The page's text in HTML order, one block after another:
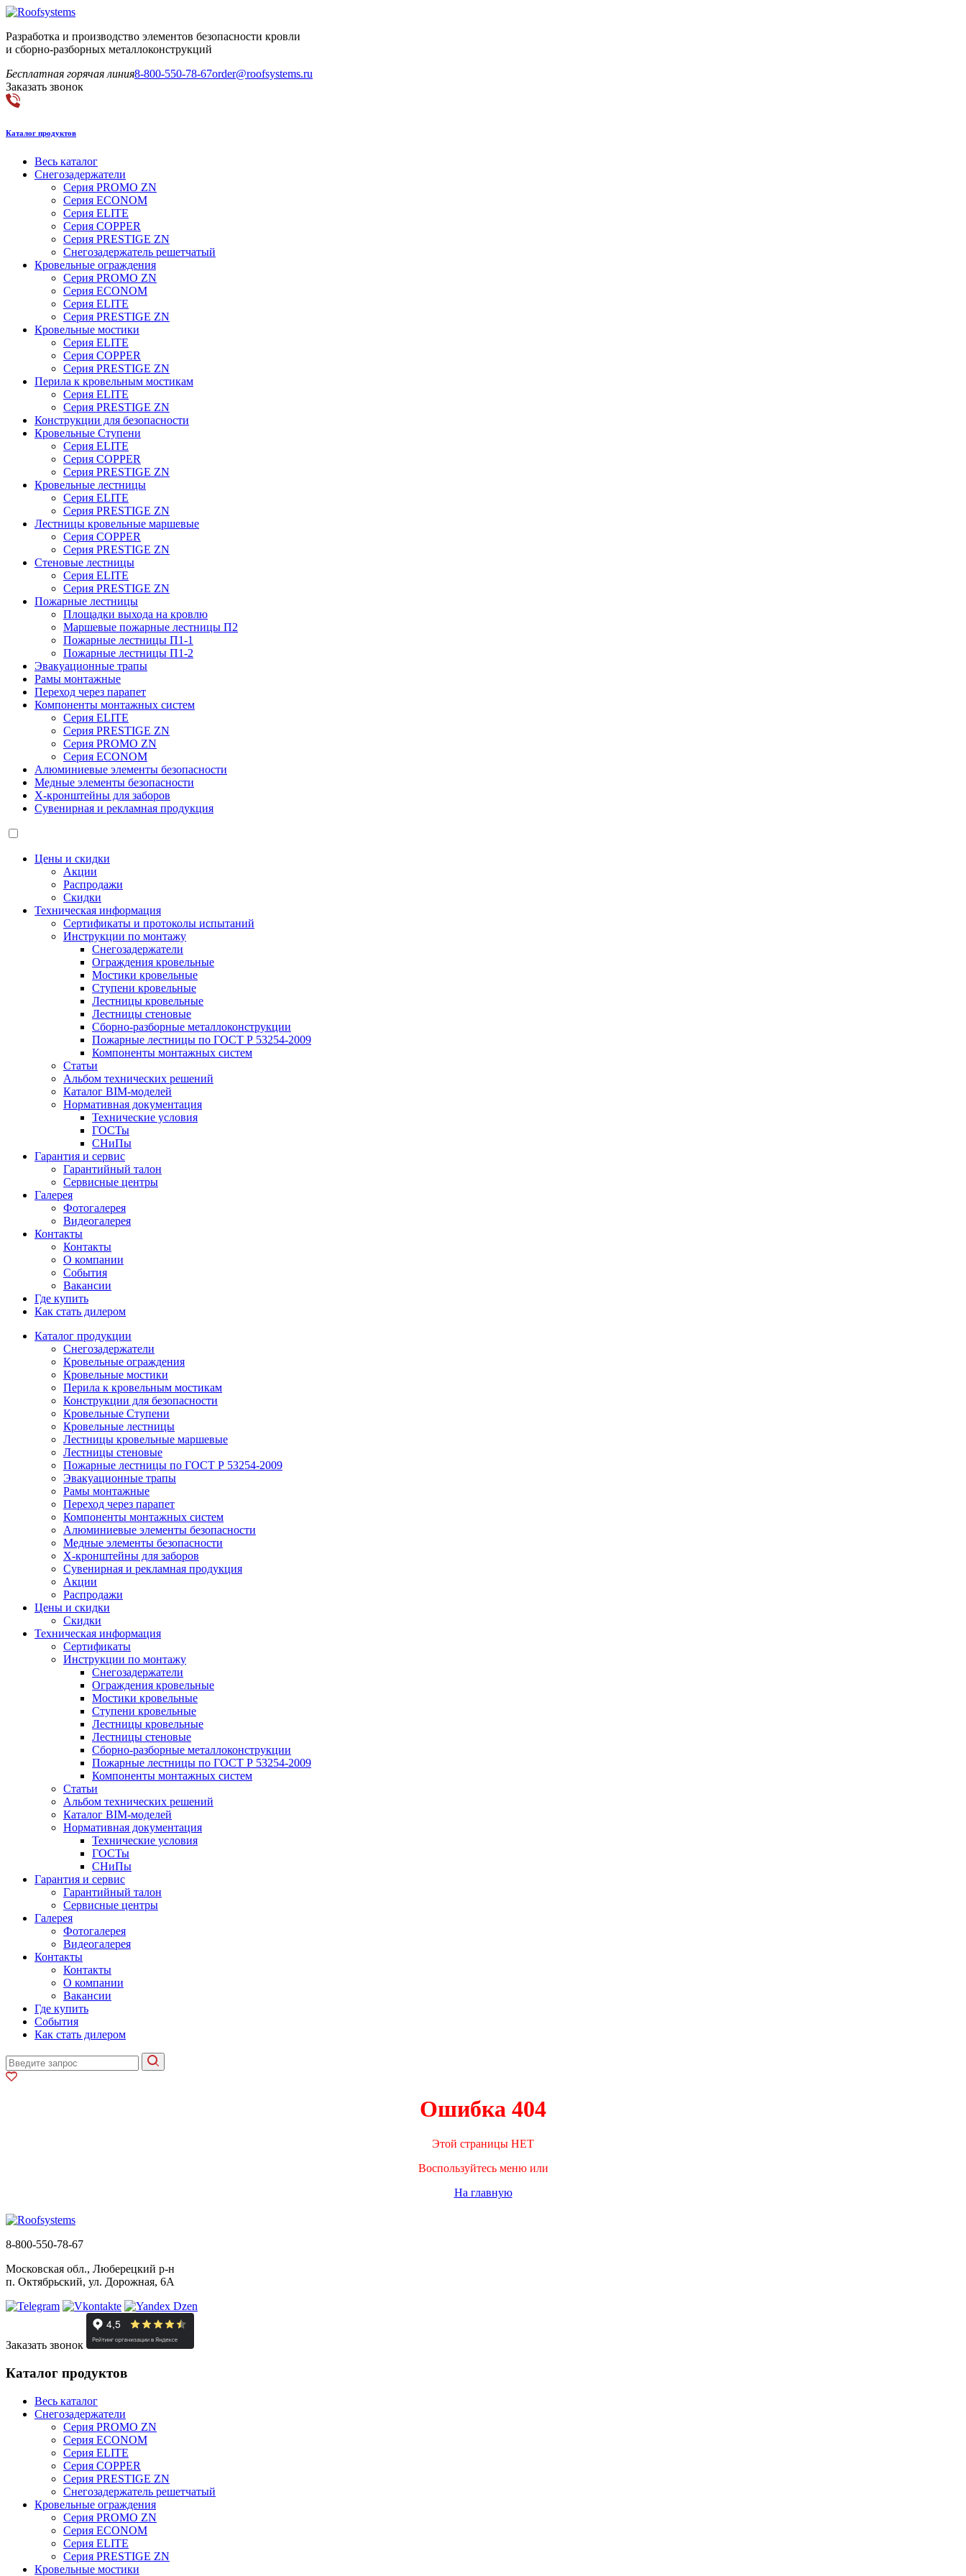
Разработка и производство элементов безопасности кровли
и сборно-разборных металлоконструкций
Бесплатная горячая линия8-800-550-78-67order@roofsystems.ru
Заказать звонок
Каталог продуктов
Весь каталог
Снегозадержатели
Серия PROMO ZN
Серия ECONOM
Серия ELITE
Серия COPPER
Серия PRESTIGE ZN
Снегозадержатель решетчатый
Кровельные ограждения
Серия PROMO ZN
Серия ECONOM
Серия ELITE
Серия PRESTIGE ZN
Кровельные мостики
Серия ELITE
Серия COPPER
Серия PRESTIGE ZN
Перила к кровельным мостикам
Серия ELITE
Серия PRESTIGE ZN
Конструкции для безопасности
Кровельные Ступени
Серия ELITE
Серия COPPER
Серия PRESTIGE ZN
Кровельные лестницы
Серия ELITE
Серия PRESTIGE ZN
Лестницы кровельные маршевые
Серия COPPER
Серия PRESTIGE ZN
Стеновые лестницы
Серия ELITE
Серия PRESTIGE ZN
Пожарные лестницы
Площадки выхода на кровлю
Маршевые пожарные лестницы П2
Пожарные лестницы П1-1
Пожарные лестницы П1-2
Эвакуационные трапы
Рамы монтажные
Переход через парапет
Компоненты монтажных систем
Серия ELITE
Серия PRESTIGE ZN
Серия PROMO ZN
Серия ECONOM
Алюминиевые элементы безопасности
Медные элементы безопасности
X-кронштейны для заборов
Сувенирная и рекламная продукция
Цены и скидки
Акции
Распродажи
Скидки
Техническая информация
Сертификаты и протоколы испытаний
Инструкции по монтажу
Снегозадержатели
Ограждения кровельные
Мостики кровельные
Ступени кровельные
Лестницы кровельные
Лестницы стеновые
Сборно-разборные металлоконструкции
Пожарные лестницы по ГОСТ Р 53254-2009
Компоненты монтажных систем
Статьи
Альбом технических решений
Каталог BIM-моделей
Нормативная документация
Технические условия
ГОСТы
СНиПы
Гарантия и сервис
Гарантийный талон
Сервисные центры
Галерея
Фотогалерея
Видеогалерея
Контакты
Контакты
О компании
События
Вакансии
Где купить
Как стать дилером
Каталог продукции
Снегозадержатели
Кровельные ограждения
Кровельные мостики
Перила к кровельным мостикам
Конструкции для безопасности
Кровельные Ступени
Кровельные лестницы
Лестницы кровельные маршевые
Лестницы стеновые
Пожарные лестницы по ГОСТ Р 53254-2009
Эвакуационные трапы
Рамы монтажные
Переход через парапет
Компоненты монтажных систем
Алюминиевые элементы безопасности
Медные элементы безопасности
X-кронштейны для заборов
Сувенирная и рекламная продукция
Акции
Распродажи
Цены и скидки
Скидки
Техническая информация
Сертификаты
Инструкции по монтажу
Снегозадержатели
Ограждения кровельные
Мостики кровельные
Ступени кровельные
Лестницы кровельные
Лестницы стеновые
Сборно-разборные металлоконструкции
Пожарные лестницы по ГОСТ Р 53254-2009
Компоненты монтажных систем
Статьи
Альбом технических решений
Каталог BIM-моделей
Нормативная документация
Технические условия
ГОСТы
СНиПы
Гарантия и сервис
Гарантийный талон
Сервисные центры
Галерея
Фотогалерея
Видеогалерея
Контакты
Контакты
О компании
Вакансии
Где купить
События
Как стать дилером
Ошибка 404
Этой страницы НЕТ
Воспользуйтесь меню или
На главную
8-800-550-78-67
Московская обл., Люберецкий р-н
п. Октябрьский, ул. Дорожная, 6А
Заказать звонок
Каталог продуктов
Весь каталог
Снегозадержатели
Серия PROMO ZN
Серия ECONOM
Серия ELITE
Серия COPPER
Серия PRESTIGE ZN
Снегозадержатель решетчатый
Кровельные ограждения
Серия PROMO ZN
Серия ECONOM
Серия ELITE
Серия PRESTIGE ZN
Кровельные мостики